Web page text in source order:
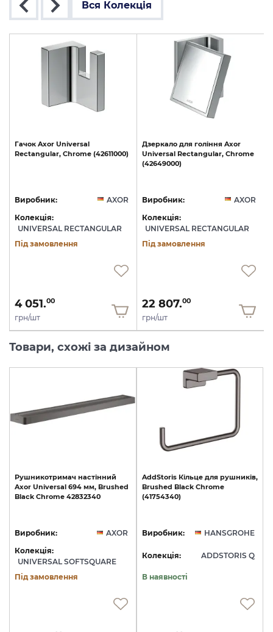
Вся Колекція
Гачок Axor Universal
Rectangular, Chrome (42611000)
Виробник:
AXOR
Колекція:
UNIVERSAL RECTANGULAR
Під замовлення
4 051.00
грн/шт
Дзеркало для гоління Axor
Universal Rectangular, Chrome
(42649000)
Виробник:
AXOR
Колекція:
UNIVERSAL RECTANGULAR
Під замовлення
22 807.00
грн/шт
Товари, схожі за дизайном
Рушникотримач настінний
Axor Universal 694 мм, Brushed
Black Chrome 42832340
Виробник:
AXOR
Колекція:
UNIVERSAL SOFTSQUARE
Під замовлення
AddStoris Кільце для рушників,
Brushed Black Chrome
(41754340)
Виробник: HANSGROHE
Колекція: ADDSTORIS Q
В наявності